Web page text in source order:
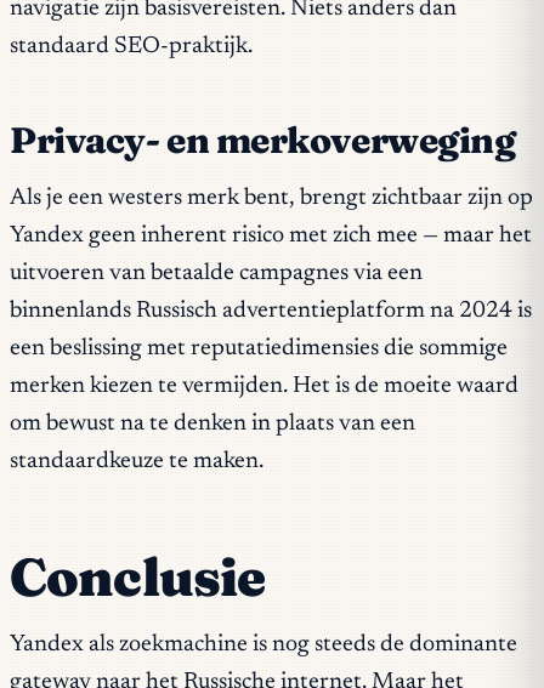
navigatie zijn basisvereisten. Niets anders dan
standaard SEO-praktijk.
Privacy- en merkoverweging
Als je een westers merk bent, brengt zichtbaar zijn op
Yandex geen inherent risico met zich mee — maar het
uitvoeren van betaalde campagnes via een
binnenlands Russisch advertentieplatform na 2024 is
een beslissing met reputatiedimensies die sommige
merken kiezen te vermijden. Het is de moeite waard
om bewust na te denken in plaats van een
standaardkeuze te maken.
Conclusie
Yandex als zoekmachine is nog steeds de dominante
gateway naar het Russische internet. Maar het